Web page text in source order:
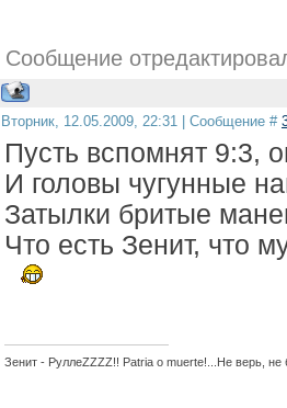
Сообщение
Вторник, 12.05.2009, 22:31 | Сообщение #
Пусть вспомнят 9:3,
И головы чугунные
Затылки бритые
Что есть Зенит, что
Зенит - РуллеZZZZ!! Patria o muerte!...Не верь, не